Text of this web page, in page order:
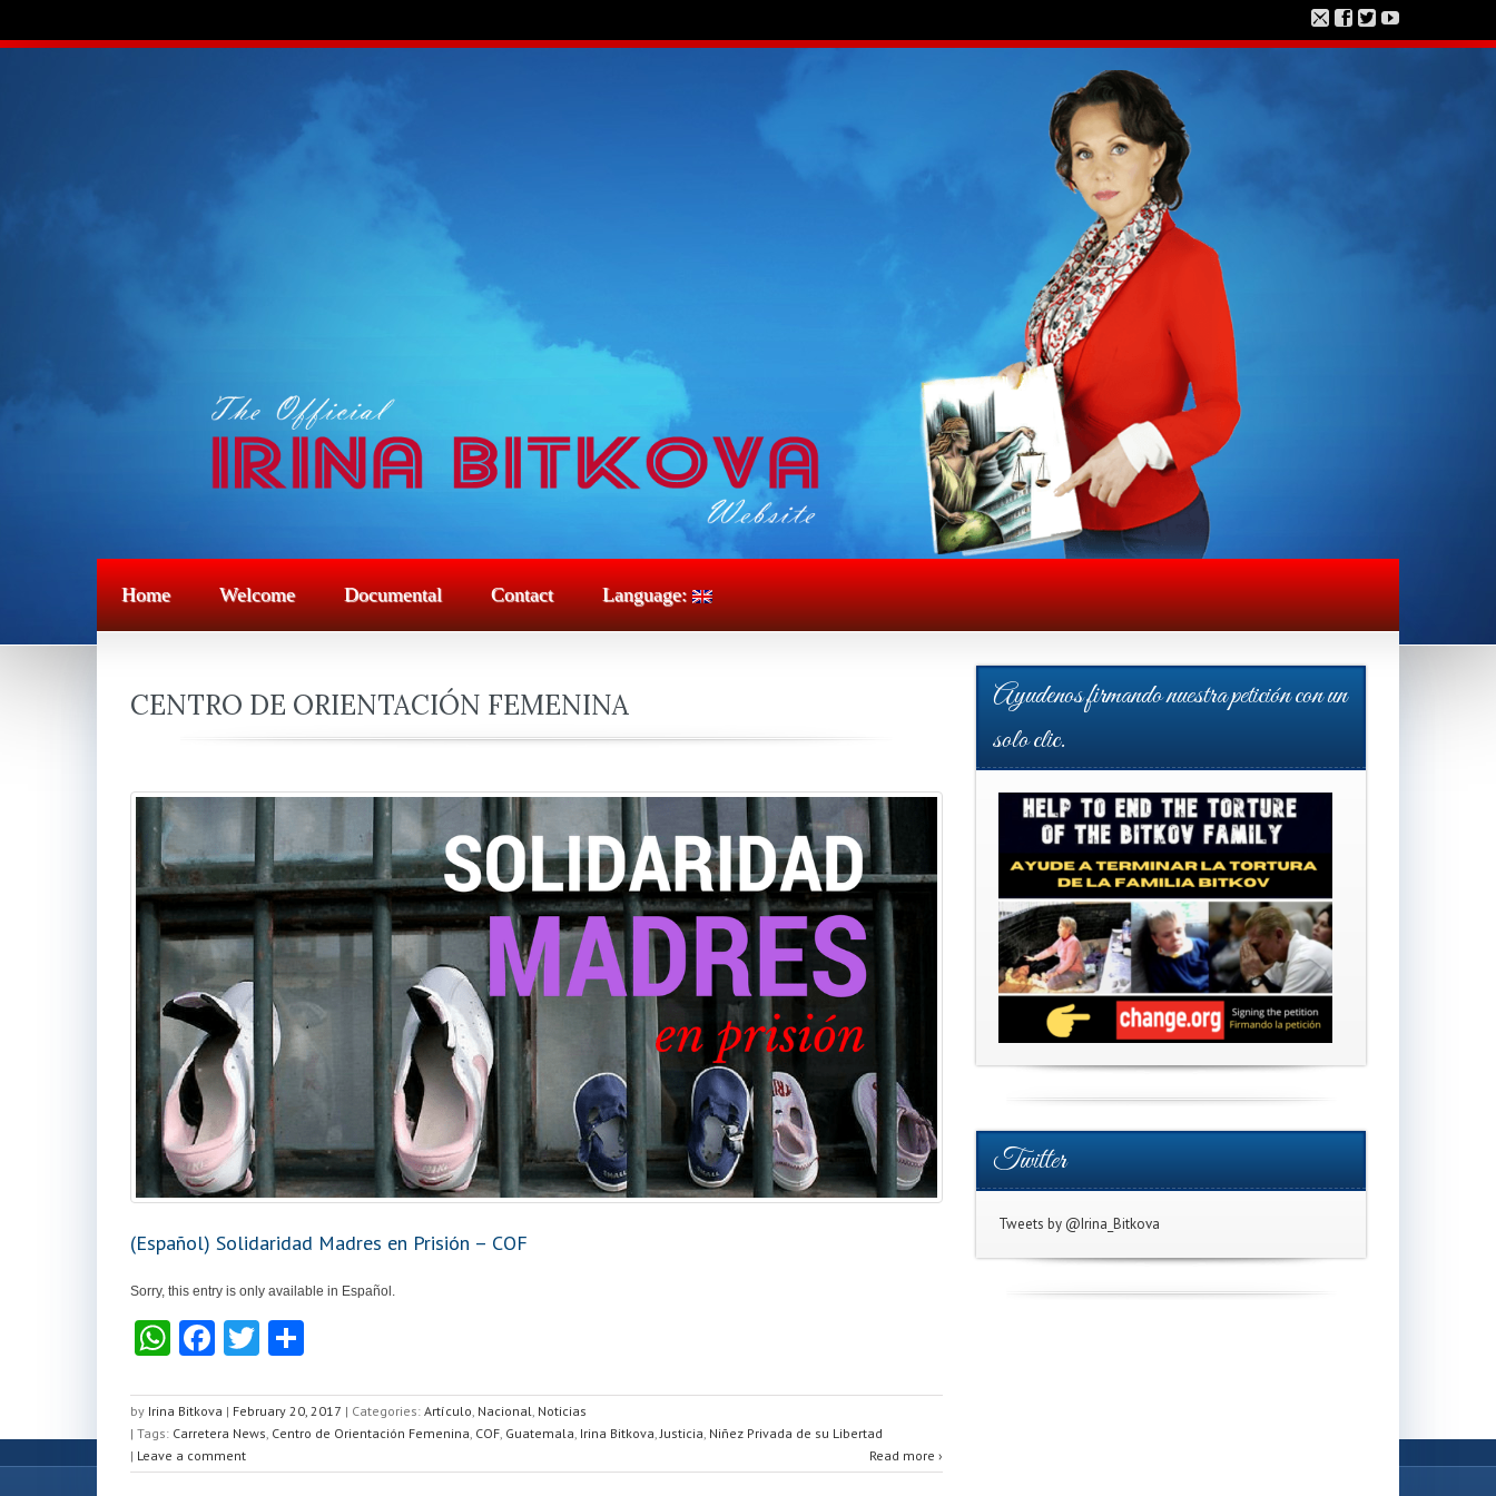
Home Welcome Documental Contact Language:
CENTRO DE ORIENTACIÓN FEMENINA
(Español) Solidaridad Madres en Prisión – COF
Sorry, this entry is only available in Español.
W
at
s
A
F
c
e
b
T
tt
er
ar
e
by Irina Bitkova | February 20, 2017 | Categories: Artículo Nacional Noticias
| Tags: Carretera News Centro de Orientación Femenina COF Guatemala Irina Bitkova Justicia Niñez Privada de su Libertad
| Leave a comment Read more ›
Ayudenos firmando nuestra petición con un
solo clic.
Twitter
Tweets by @Irina_Bitkova